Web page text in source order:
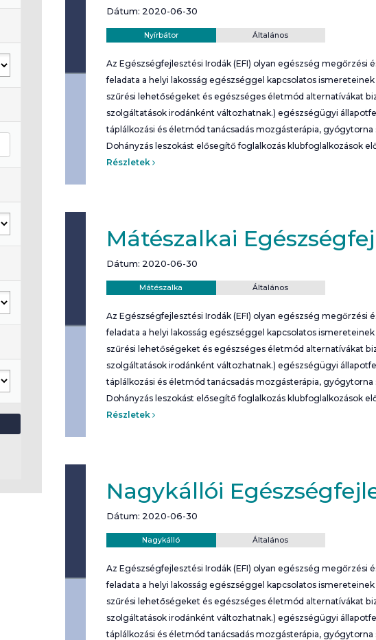
Dátum: 2020-06-30
Nyírbátor
Kategória: Általános
Az Egészségfejlesztési Irodák (EFI) olyan egészség megőrzési
feladata a helyi lakosság egészséggel kapcsolatos
szűrési lehetőségeket és egészséges életmód alternatívákat
szolgáltatások irodánként változhatnak.) egészségügyi
táplálkozási és életmód tanácsadás mozgásterápia,
Dohányzás leszokást elősegítő foglalkozás klubfoglalkozások
Részletek
Mátészalkai
Dátum: 2020-06-30
Helyszín:Mátészalka
Kategória: Általános
Az Egészségfejlesztési Irodák (EFI) olyan egészség megőrzési
feladata a helyi lakosság egészséggel kapcsolatos
szűrési lehetőségeket és egészséges életmód alternatívákat
szolgáltatások irodánként változhatnak.) egészségügyi
táplálkozási és életmód tanácsadás mozgásterápia,
Dohányzás leszokást elősegítő foglalkozás klubfoglalkozások
Részletek
Nagykállói
Dátum: 2020-06-30
Nagykálló
Kategória: Általános
Az Egészségfejlesztési Irodák (EFI) olyan egészség megőrzési
feladata a helyi lakosság egészséggel kapcsolatos
szűrési lehetőségeket és egészséges életmód alternatívákat
szolgáltatások irodánként változhatnak.) egészségügyi
táplálkozási és életmód tanácsadás mozgásterápia,